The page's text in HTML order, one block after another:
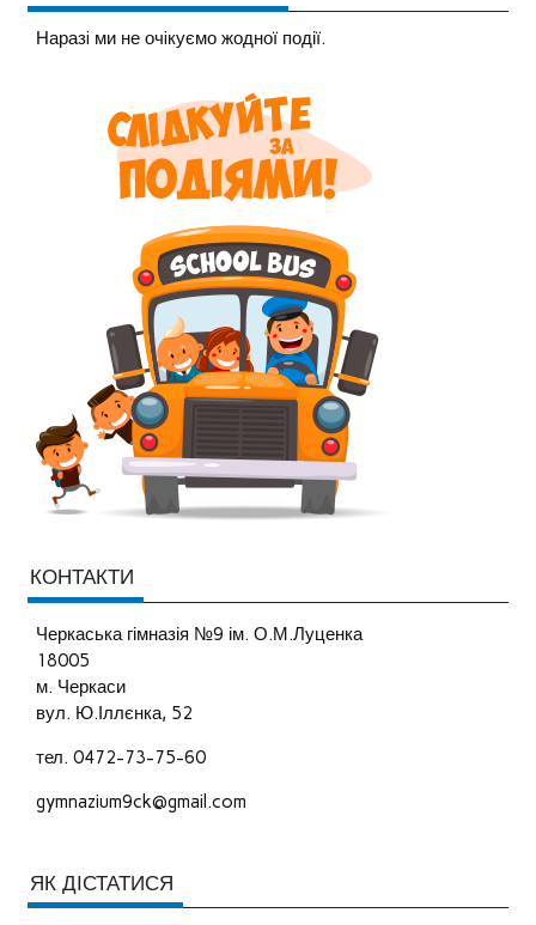
Наразi ми не очiкуємо жодної події.
КОНТАКТИ
Черкаська гімназія №9 ім. О.М.Луценка
18005
м. Черкаси
вул. Ю.Іллєнка, 52
тел. 0472-73-75-60
gymnazium9ck@gmail.com
ЯК ДІСТАТИСЯ